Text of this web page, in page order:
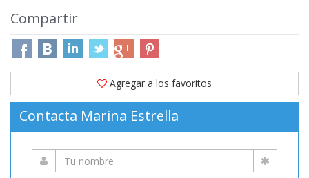
Compartir
Agregar a los favoritos
Contacta Marina Estrella